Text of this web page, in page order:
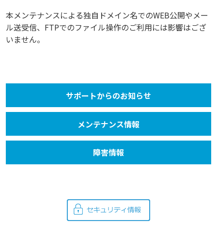
本メンテナンスによる独自ドメイン名でのWEB公開やメー
ル送受信、FTPでのファイル操作のご利用には影響はござ
いません。
サポートからのお知らせ
メンテナンス情報
障害情報